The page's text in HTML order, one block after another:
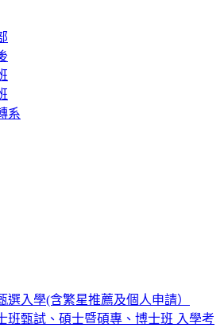
系
選入學(含繁星推薦及個人申請）
班甄試、碩士暨碩專、博士班 入學考